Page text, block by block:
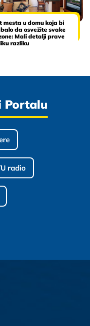
mesta u domu koja bi
da osvežite svake
Mali detalji prave
razliku
Portalu
radio